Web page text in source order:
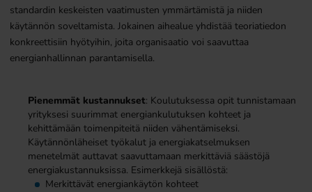
standardin keskeisten vaatimusten ymmärtämistä ja niiden
käytännön soveltamista. Jokainen aihealue yhdistää teoriatiedon
konkreettisiin hyötyihin, joita organisaatio voi saavuttaa
energianhallinnan parantamisella.
Pienemmät kustannukset: Koulutuksessa opit tunnistamaan
yrityksesi suurimmat energiankulutuksen kohteet ja
kehittämään toimenpiteitä niiden vähentämiseksi.
Käytännönläheiset työkalut ja energiakatselmuksen
menetelmät auttavat saavuttamaan merkittäviä säästöjä
energiakustannuksissa. Esimerkkejä sisällöstä:
Merkittävät energiankäytön kohteet